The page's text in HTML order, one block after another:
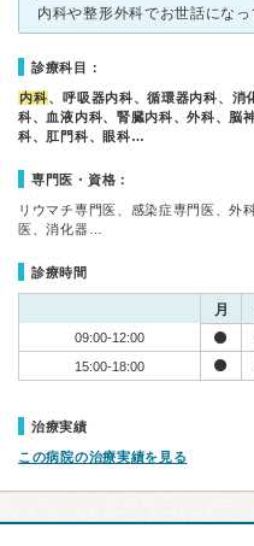
診療科目：
内科、呼吸器内科、循環器内科、消
科、血液内科、腎臓内科、外科、脳
科、肛門科、眼科…
専門医・資格：
リウマチ専門医、感染症専門医、外
医、消化器…
診療時間
月
09:00-12:00
15:00-18:00
治療実績
この病院の治療実績を見る